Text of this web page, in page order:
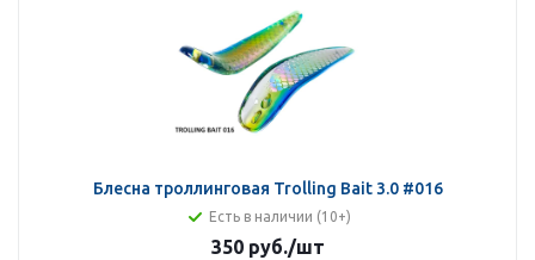
Блесна троллинговая Trolling Bait 3.0 #016
Есть в наличии (10+)
350 руб./шт